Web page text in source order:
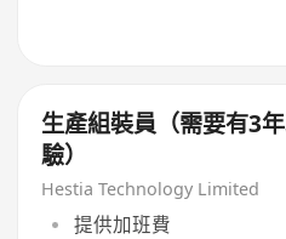
生產組裝員（需要有3
驗）
Hestia Technology Limited
提供加班費